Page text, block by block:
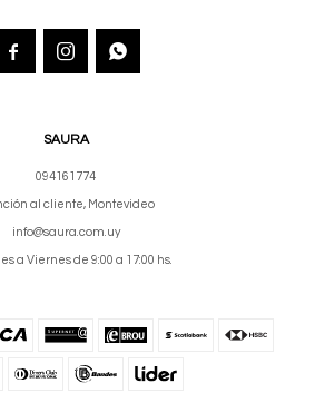
SAURA
094161774
al cliente, Montevideo
info@saura.com.uy
a Viernes de 9:00 a 17:00 hs.
  